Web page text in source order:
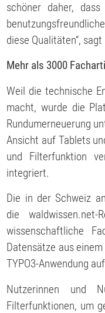
schöner daher,
diese Qualitäten“,
Mehr als 3000
Weil die technische
macht, wurde die
Rundumerneuerung
Ansicht auf Tablets
und Filterfunktion
integriert.
Die in der Schweiz
die
wissenschaftliche
Datensätze aus
TYPO3-Anwendung
Nutzerinnen und
Filterfunktionen, um